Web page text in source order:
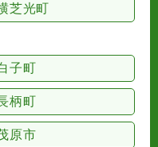
芝光町
子町
柄町
原市